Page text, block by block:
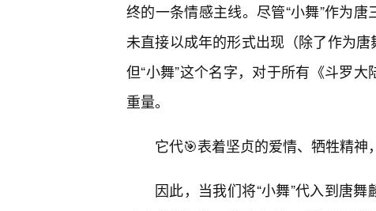
终的一条情感主线。尽管“小舞”作为
未直接以成年的形式出现（除了作为
但“小舞”这个名字，对于所有《斗罗
重量。
它代🎯表着坚贞的爱情、牺牲精神
因此，当我们将“小舞”代入到唐